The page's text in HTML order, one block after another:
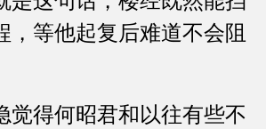
，等他起复后难道不会阻
得何昭君和以往有些不